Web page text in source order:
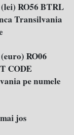
RO56 BTRL
Transilvania
RO06
CODE
pe numele
jos